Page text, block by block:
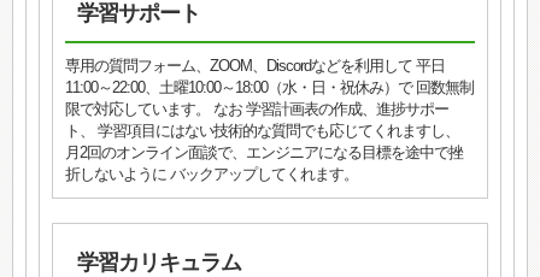
学習サポート
専用の質問フォーム、ZOOM、Discordなどを利用して 平日
11:00～22:00、土曜10:00～18:00（水・日・祝休み）で 回数無制
限で対応しています。 なお 学習計画表の作成、進捗サポー
ト、 学習項目にはない技術的な質問でも応じてくれますし、
月2回のオンライン面談で、エンジニアになる目標を途中で挫
折しないように バックアップしてくれます。
学習カリキュラム